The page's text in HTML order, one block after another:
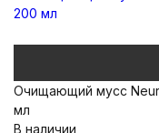
Очищающий мусс
мл
В наличии